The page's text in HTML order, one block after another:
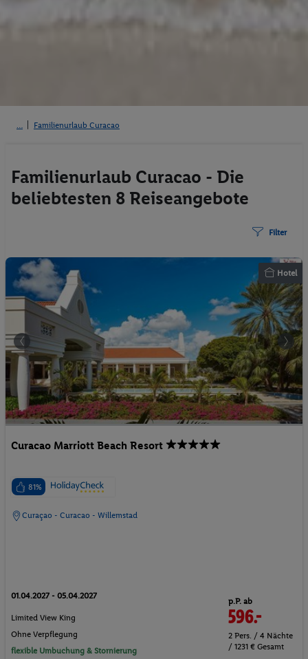
Familienurlaub Curacao
Familienurlaub Curacao - Die
beliebtesten 8 Reiseangebote
Filter
Hotel
Curacao Marriott Beach Resort
81%
Curaçao - Curacao - Willemstad
01.04.2027 - 05.04.2027
Limited View King
Ohne Verpflegung
flexible Umbuchung & Stornierung
p.P. ab
596.-
2 Pers. / 4 Nächte
/ 1231 € Gesamt